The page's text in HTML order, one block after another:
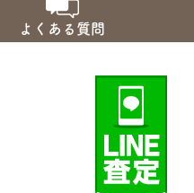
よくある質問